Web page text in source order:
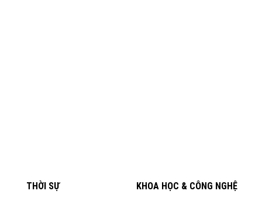
THỜI SỰ KHOA HỌC & CÔNG NGHỆ